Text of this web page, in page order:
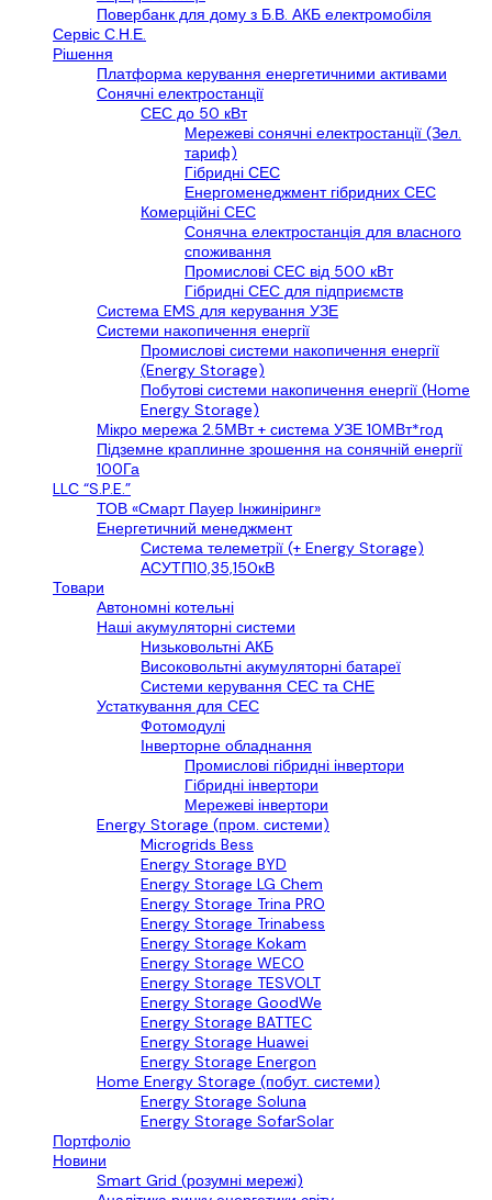
Повербанк для дому з Б.В. АКБ електромобіля
Сервіс С.Н.Е.
Рішення
Платформа керування енергетичними активами
Сонячні електростанції
СЕС до 50 кВт
Мережеві сонячні електростанції (Зел.
тариф)
Гібридні СЕС
Енергоменеджмент гібридних СЕС
Комерційні СЕС
Сонячна електростанція для власного
споживання
Промислові СЕС від 500 кВт
Гібридні СЕС для підприємств
Cистема EMS для керування УЗЕ
Системи накопичення енергії
Промислові системи накопичення енергії
(Energy Storage)
Побутові системи накопичення енергії (Home
Energy Storage)
Мікро мережа 2.5МВт + система УЗЕ 10МВт*год
Підземне краплинне зрошення на сонячній енергії
100Га
LLС “S.P.E.”
ТОВ «Смарт Пауер Інжиніринг»
Енергетичний менеджмент
Система телеметрії (+ Energy Storage)
АСУТП10,35,150кВ
Товари
Автономні котельні
Наші акумуляторні системи
Низьковольтні АКБ
Високовольтні акумуляторні батареї
Системи керування СЕС та СНЕ
Устаткування для СЕС
Фотомодулі
Інверторне обладнання
Промислові гібридні інвертори
Гібридні інвертори
Мережеві інвертори
Energy Storage (пром. системи)
Microgrids Bess
Energy Storage BYD
Energy Storage LG Chem
Energy Storage Trina PRO
Energy Storage Trinabess
Energy Storage Kokam
Energy Storage WECO
Energy Storage TESVOLT
Energy Storage GoodWe
Energy Storage BATTEC
Energy Storage Huawei
Energy Storage Energon
Home Energy Storage (побут. системи)
Energy Storage Soluna
Energy Storage SofarSolar
Портфоліо
Новини
Smart Grid (розумні мережі)